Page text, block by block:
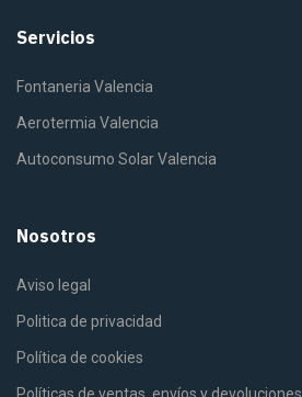
Servicios
Fontaneria Valencia
Aerotermia Valencia
Autoconsumo Solar Valencia
Nosotros
Aviso legal
Politica de privacidad
Política de cookies